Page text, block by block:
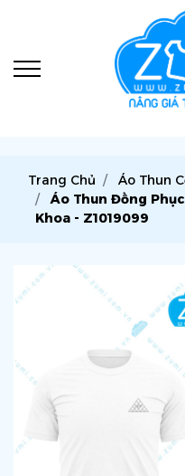
Trang Chủ
Áo Thun
Áo Thun Đồng
Khoa - Z1019099